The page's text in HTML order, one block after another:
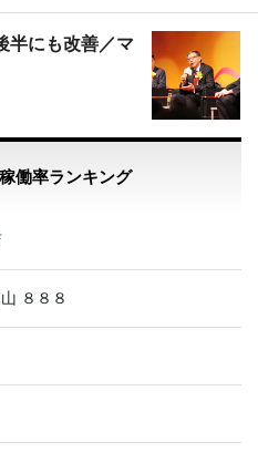
半にも改善／マ
働率ランキング
８８８